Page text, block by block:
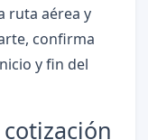
ruta aérea y
confirma
y fin del